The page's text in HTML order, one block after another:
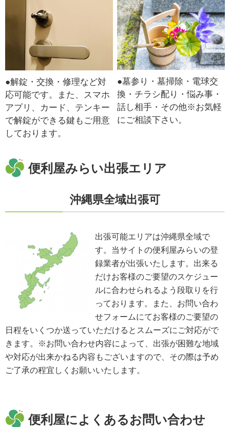
●解錠・交換・修理など対
応可能です。また、スマホ
アプリ、カード、テンキー
で解錠ができる鍵もご用意
しております。
●墓参り・墓掃除・電球交
換・チラシ配り・悩み事・
話し相手・その他※お気軽
にご相談下さい。
便利屋みらい出張エリア
沖縄県全域出張可
出張可能エリアは沖縄県全域で
す。当サイトの便利屋みらいの登
録業者が出張いたします。出来る
だけお客様のご要望のスケジュー
ルに合わせられるよう段取りを行
っております。また、お問い合わ
せフォームにてお客様のご要望の
日程をいくつか送っていただけるとスムーズにご対応がで
きます。※お問い合わせ内容によって、出張が困難な地域
や対応が出来かねる内容もございますので、その際は予め
ご了承の程宜しくお願いいたします。
便利屋によくあるお問い合わせ